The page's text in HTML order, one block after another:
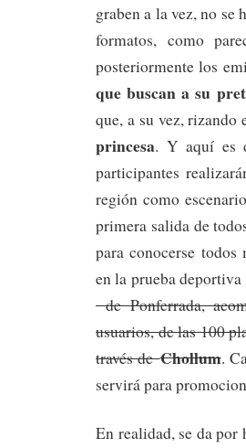
graben a la vez, no se
formatos, como
posteriormente los
que buscan a su
que, a su vez, rizando
princesa. Y aquí es
participantes
región como
primera salida de
para conocerse
en la prueba
de Ponferrada,
usuarios, de las 100
través deChollum.
servirá para
En realidad, se da